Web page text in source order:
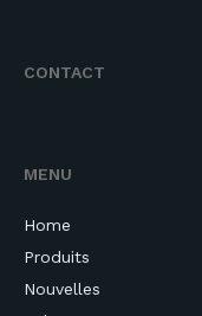
CONTACT
MENU
Home
Produits
Nouvelles